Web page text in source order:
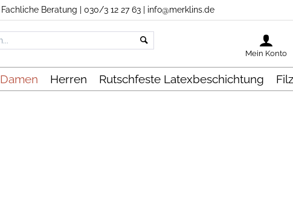
Fachliche Beratung 030/3 12 27 63 info@merklins.de
Mein Konto
Damen Herren Rutschfeste Latexbeschichtung